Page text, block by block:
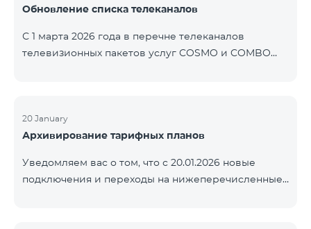
точные сроки восстановления услуг неизвестны.
предоставлена по мере изменения ситуации.
Благодарим за понимание.
Обновление списка телеканалов
С 1 марта 2026 года в перечне телеканалов
телевизионных пакетов услуг COSMO и COMBO
только в тех регионах, где их трансляция является
обязательной. Данные изменения реализуются в
телевизионной платформы и полностью
соответствуют нормам местного вещания.
20 January
Архивирование тарифных планов
Уведомляем вас о том, что с 20.01.2026 новые
подключения и переходы на нижеперечисленные